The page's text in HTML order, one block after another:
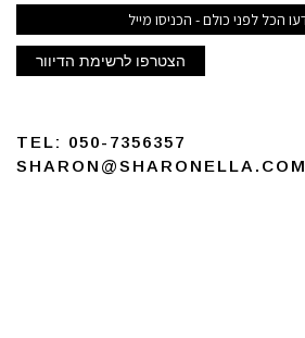
הצטרפו לרשימת הדיוור
TEL: 050-7356357
SHARON@SHARONELLA.COM